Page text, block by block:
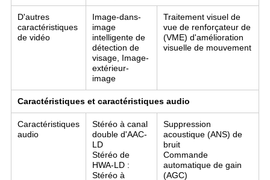
D'autres
caractéristiques
de vidéo
Image-dans-
image
intelligente de
détection de
visage, Image-
extérieur-
image
Traitement visuel de
vue de renforçateur de
(VME) d'amélioration
visuelle de mouvement
Caractéristiques et caractéristiques audio
Caractéristiques
audio
Stéréo à canal
double d'AAC-
LD
Stéréo de
HWA-LD :
Stéréo à
Suppression
acoustique (ANS) de
bruit
Commande
automatique de gain
(AGC)